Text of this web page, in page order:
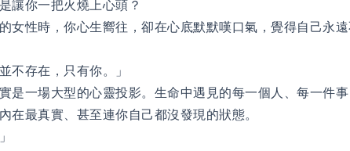
讓你一把火燒上心頭？
女性時，你心生嚮往，卻在心底默默嘆口氣，覺得自己永
不存在，只有你。」
是一場大型的心靈投影。生命中遇見的每一個人、每一件
在最真實、甚至連你自己都沒發現的狀態。